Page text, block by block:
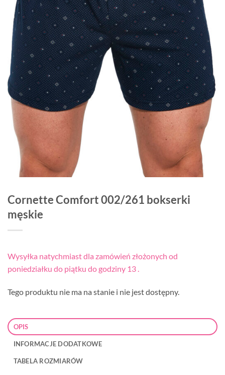
Cornette Comfort 002/261 bokserki
męskie
Wysyłka natychmiast dla zamówień złożonych od
poniedziałku do piątku do godziny 13 .
Tego produktu nie ma na stanie i nie jest dostępny.
OPIS
INFORMACJE DODATKOWE
TABELA ROZMIARÓW